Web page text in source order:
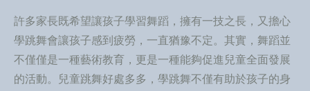
許多家長既希望讓孩子學習舞蹈，擁有一技之長，又擔心
學跳舞會讓孩子感到疲勞，一直猶豫不定。其實，舞蹈並
不僅僅是一種藝術教育，更是一種能夠促進兒童全面發展
的活動。兒童跳舞好處多多，學跳舞不僅有助於孩子的身